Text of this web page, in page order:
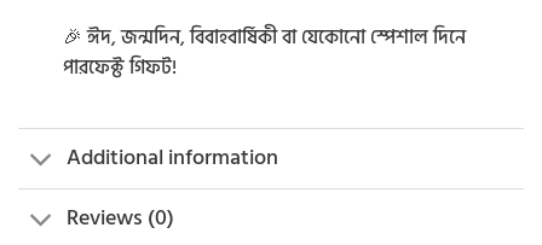
🎉 ঈদ, জন্মদিন, বিবাহবার্ষিকী বা যেকোনো স্পেশাল দিনে
পারফেক্ট গিফট!
Additional information
Reviews (0)